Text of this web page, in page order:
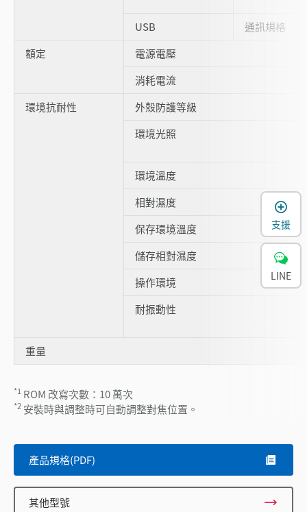
USB
通訊規格
額定
電源電壓
消耗電流
環境抗耐性
外殼防護等級
環境光照
環境溫度
相對濕度
保存環境溫度
儲存相對濕度
操作環境
耐振動性
重量
*1 ROM 改寫次數：10 萬次
*2 安裝時與調整時可自動調整對焦位置。
產品規格(PDF)
其他型號
支援
LINE